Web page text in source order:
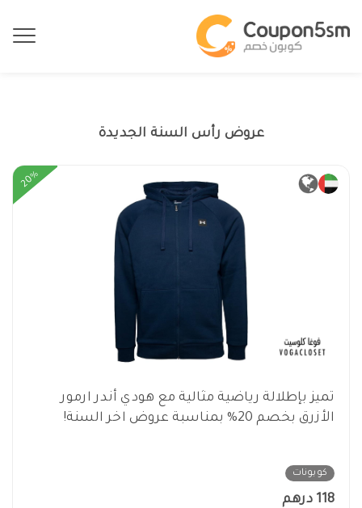
عروض رأس السنة الجديدة
20%
تميز بإطلالة رياضية مثالية مع هودي أندر ارمور
الأزرق بخصم 20% بمناسبة عروض اخر السنة!
كوبونات
118 درهم